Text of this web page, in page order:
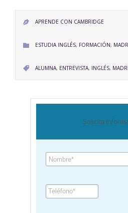
 APRENDE CON CAMBRIDGE
 CATEGORY
ESTUDIA INGLÉS, FORMACIÓN,
 CATEGORY
ALUMNA, ENTREVISTA, INGLÉS,
Solicita